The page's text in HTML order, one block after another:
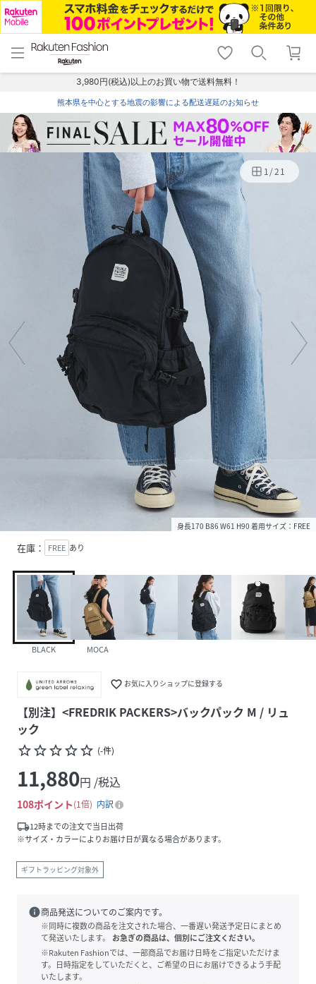
menu home
トップ
shopping_cart lock_outline
ログイン
3,980円(税込)以上のお買い物で送料無料！
熊本県を中心とする地震の影響による配送遅延のお知らせ
1/21
身長170 B86 W61 H90 着用サイズ：FREE
在庫： FREE あり
BLACK MOCA
favorite_border お気に入りショップに登録する
【別注】<FREDRIK PACKERS>バックパック M / リュ
ック
star_borderstar_borderstar_borderstar_borderstar_border (-件)
11,880円 /税込
108ポイント 1倍
内訳
local_shipping12時までの注文で当日出荷
※サイズ・カラーによりお届け日が異なる場合があります。
ギフトラッピング対象外
info商品発送についてのご案内です。
※同時に複数の商品を注文された場合、一番遅い発送予定日にまとめ
て発送いたします。
お急ぎの商品は、個別にご注文ください。
※Rakuten Fashionでは、一部商品でお届け日時をご指定いただけま
す。日時指定をしていただくと、ご希望の日にお届けできるよう手配
いたします。